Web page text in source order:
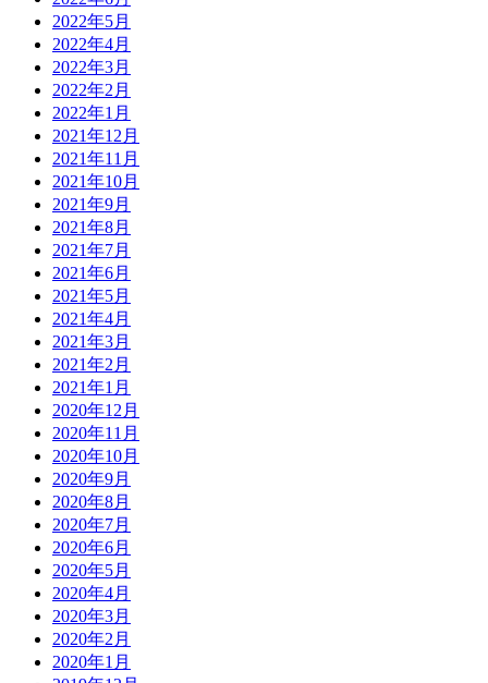
2022年5月
2022年4月
2022年3月
2022年2月
2022年1月
2021年12月
2021年11月
2021年10月
2021年9月
2021年8月
2021年7月
2021年6月
2021年5月
2021年4月
2021年3月
2021年2月
2021年1月
2020年12月
2020年11月
2020年10月
2020年9月
2020年8月
2020年7月
2020年6月
2020年5月
2020年4月
2020年3月
2020年2月
2020年1月